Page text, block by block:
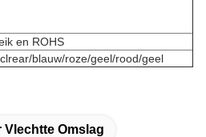
en ROHS
blauw/roze/geel/rood/geel
Omslag